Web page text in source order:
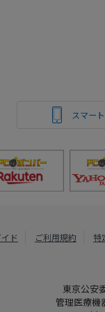
スマー
ド ご利用規約 特
東京公安
管理医療